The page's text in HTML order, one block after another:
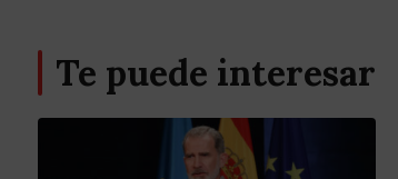
Te puede interesar